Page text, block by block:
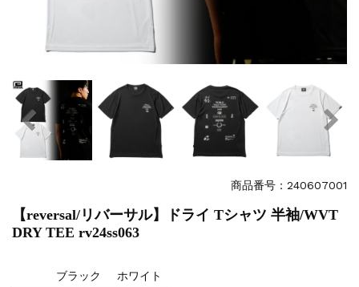
商品番号：240607001
【reversal/リバーサル】ドライ Tシャツ 半袖/WVT
DRY TEE rv24ss063
ブラック ホワイト